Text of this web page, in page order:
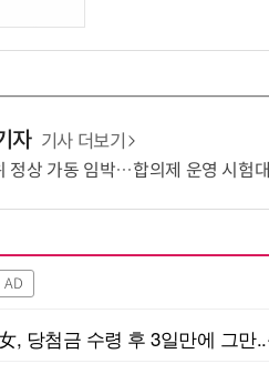
자 기사 더보기
정상 가동 임박…합의제 운영 시험대
AD